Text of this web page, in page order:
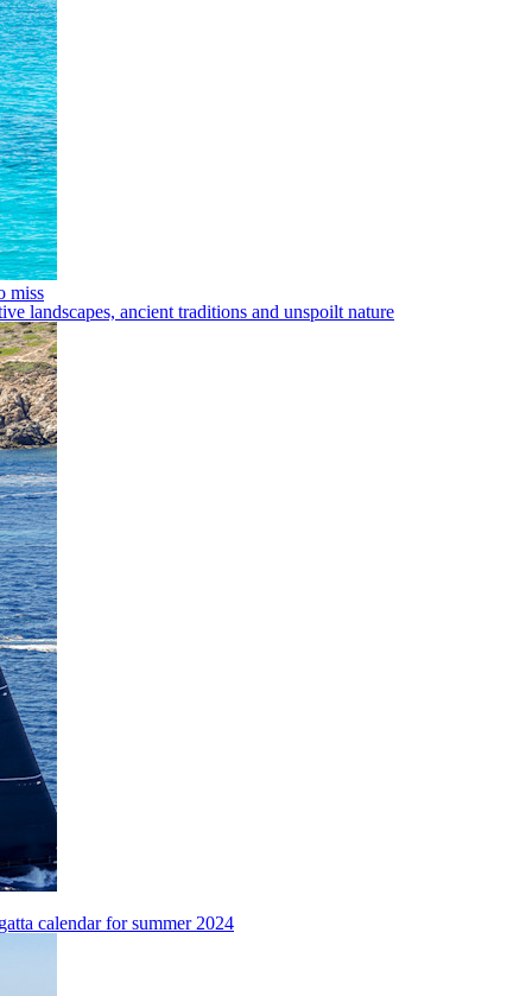
miss
landscapes, ancient traditions and unspoilt nature
calendar for summer 2024